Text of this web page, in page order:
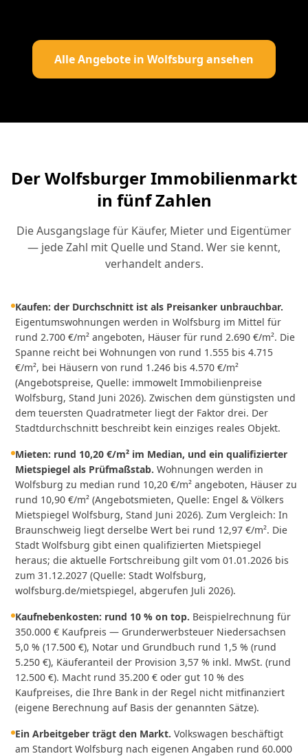
Alle Angebote in Wolfsburg ansehen
Der Wolfsburger Immobilienmarkt
in fünf Zahlen
Die Ausgangslage für Käufer, Mieter und Eigentümer
— jede Zahl mit Quelle und Stand. Wer sie kennt,
verhandelt anders.
Kaufen: der Durchschnitt ist als Preisanker unbrauchbar.
Eigentumswohnungen werden in Wolfsburg im Mittel für
rund 2.700 €/m² angeboten, Häuser für rund 2.690 €/m². Die
Spanne reicht bei Wohnungen von rund 1.555 bis 4.715
€/m², bei Häusern von rund 1.246 bis 4.570 €/m²
(Angebotspreise, Quelle: immowelt Immobilienpreise
Wolfsburg, Stand Juni 2026). Zwischen dem günstigsten und
dem teuersten Quadratmeter liegt der Faktor drei. Der
Stadtdurchschnitt beschreibt kein einziges reales Objekt.
Mieten: rund 10,20 €/m² im Median, und ein qualifizierter
Mietspiegel als Prüfmaßstab. Wohnungen werden in
Wolfsburg zu median rund 10,20 €/m² angeboten, Häuser zu
rund 10,90 €/m² (Angebotsmieten, Quelle: Engel & Völkers
Mietspiegel Wolfsburg, Stand Juni 2026). Zum Vergleich: In
Braunschweig liegt derselbe Wert bei rund 12,97 €/m². Die
Stadt Wolfsburg gibt einen qualifizierten Mietspiegel
heraus; die aktuelle Fortschreibung gilt vom 01.01.2026 bis
zum 31.12.2027 (Quelle: Stadt Wolfsburg,
wolfsburg.de/mietspiegel, abgerufen Juli 2026).
Kaufnebenkosten: rund 10 % on top. Beispielrechnung für
350.000 € Kaufpreis — Grunderwerbsteuer Niedersachsen
5,0 % (17.500 €), Notar und Grundbuch rund 1,5 % (rund
5.250 €), Käuferanteil der Provision 3,57 % inkl. MwSt. (rund
12.500 €). Macht rund 35.200 € oder gut 10 % des
Kaufpreises, die Ihre Bank in der Regel nicht mitfinanziert
(eigene Berechnung auf Basis der genannten Sätze).
Ein Arbeitgeber trägt den Markt. Volkswagen beschäftigt
am Standort Wolfsburg nach eigenen Angaben rund 60.000